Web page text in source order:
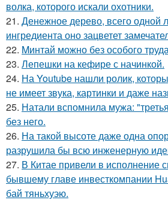
волка, которого искали охотники.
21. Денежное дерево, всего одной
ингредиента оно зацветет
22. Mинтай можно без особого
23. Лепешки на кефире с начинкой.
24. На Youtube нашли ролик,
не имеет звука, картинки и даже
25. Натали вспомнила мужа:
без него.
26. На такой высоте даже одна
разрушила бы всю инженерную
27. В Китае привели в исполнение
бывшему главе инвесткомпании
бай тяньхуэю.